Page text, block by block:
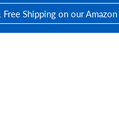
Free Shipping on our